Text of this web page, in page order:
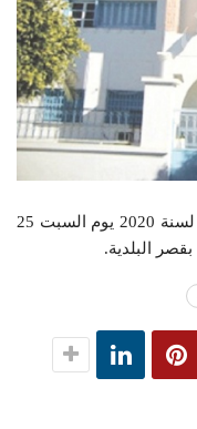
تعقد بلدية قرقنة الجلسة التمهيدية الاولى لسنة 2020 يوم السبت 25
البلدية.